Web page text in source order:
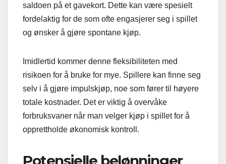
saldoen på et gavekort. Dette kan være spesielt
fordelaktig for de som ofte engasjerer seg i spillet
og ønsker å gjøre spontane kjøp.
Imidlertid kommer denne fleksibiliteten med
risikoen for å bruke for mye. Spillere kan finne seg
selv i å gjøre impulskjøp, noe som fører til høyere
totale kostnader. Det er viktig å overvåke
forbruksvaner når man velger kjøp i spillet for å
opprettholde økonomisk kontroll.
Potensielle belønninger